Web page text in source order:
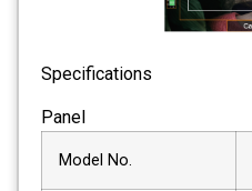
Specifications
Panel
Model No.